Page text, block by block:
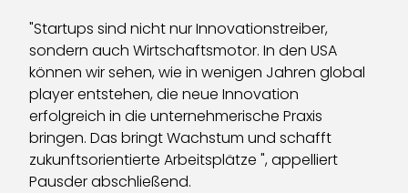
"Startups sind nicht nur Innovationstreiber,
sondern auch Wirtschaftsmotor. In den USA
können wir sehen, wie in wenigen Jahren global
player entstehen, die neue Innovation
erfolgreich in die unternehmerische Praxis
bringen. Das bringt Wachstum und schafft
zukunftsorientierte Arbeitsplätze ", appelliert
Pausder abschließend.